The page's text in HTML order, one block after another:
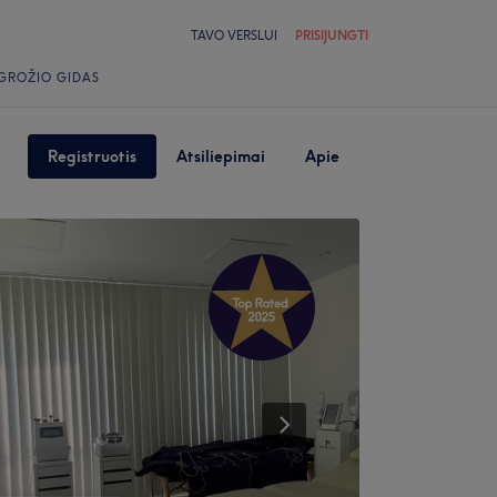
TAVO VERSLUI PRISIJUNGTI
GIDAS
Registruotis Atsiliepimai Apie